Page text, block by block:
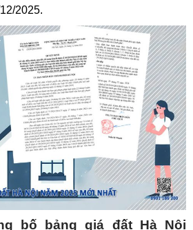
2025.
bố bảng giá đất Hà Nội